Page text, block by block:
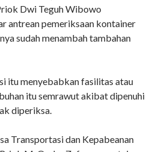
Dwi Teguh Wibowo
antrean pemeriksaan kontainer
sudah menambah tambahan
itu menyebabkan fasilitas atau
itu semrawut akibat dipenuhi
diperiksa.
Transportasi dan Kepabeanan